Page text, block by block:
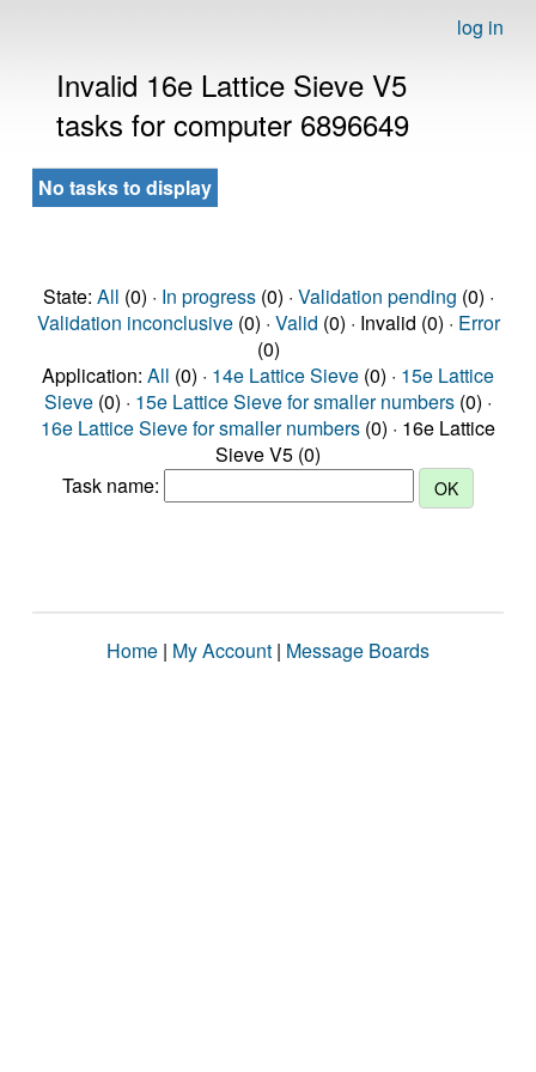
log in
Invalid 16e Lattice Sieve V5
tasks for computer 6896649
No tasks to display
State: All (0) · In progress(0) · Validation pending (0) ·
Validation inconclusive(0) · Valid (0) · Invalid (0) · Error
(0)
Application: All (0) · 14e Lattice Sieve (0) · 15e Lattice
Sieve (0) · 15e Lattice Sieve for smaller numbers (0) ·
16e Lattice Sieve for smaller numbers (0) · 16e Lattice
Sieve V5 (0)
Task name:
Home | My Account | Message Boards